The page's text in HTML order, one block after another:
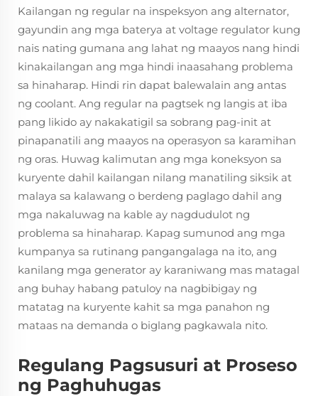
Kailangan ng regular na inspeksyon ang alternator,
gayundin ang mga baterya at voltage regulator kung
nais nating gumana ang lahat ng maayos nang hindi
kinakailangan ang mga hindi inaasahang problema
sa hinaharap. Hindi rin dapat balewalain ang antas
ng coolant. Ang regular na pagtsek ng langis at iba
pang likido ay nakakatigil sa sobrang pag-init at
pinapanatili ang maayos na operasyon sa karamihan
ng oras. Huwag kalimutan ang mga koneksyon sa
kuryente dahil kailangan nilang manatiling siksik at
malaya sa kalawang o berdeng paglago dahil ang
mga nakaluwag na kable ay nagdudulot ng
problema sa hinaharap. Kapag sumunod ang mga
kumpanya sa rutinang pangangalaga na ito, ang
kanilang mga generator ay karaniwang mas matagal
ang buhay habang patuloy na nagbibigay ng
matatag na kuryente kahit sa mga panahon ng
mataas na demanda o biglang pagkawala nito.
Regulang Pagsusuri at Proseso
ng Paghuhugas